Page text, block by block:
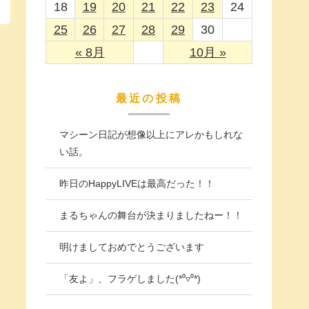
« 8月 10月 »
18
19 20 21 22 23
24
25
26 27 28 29 30
最近の投稿
マシーン日記が想像以上にアレかもしれな
い話。
昨日のHappyLIVEは最高だった！！
まるちゃんの舞台が決まりましたねー！！
明けましておめでとうございます
「友よ」、フラゲしました(*⁰▿⁰*)